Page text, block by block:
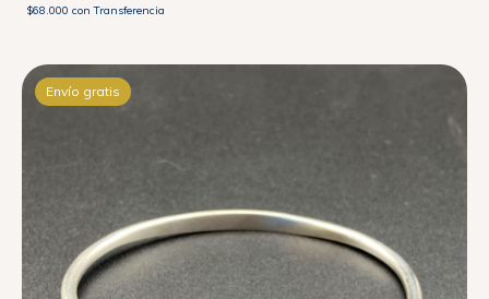
$68.000 con Transferencia
Envío gratis